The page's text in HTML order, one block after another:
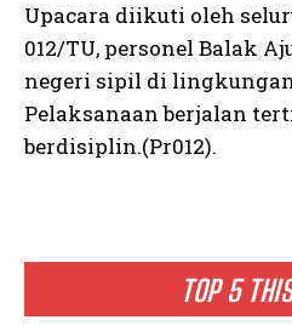
TOP 5
Upacara diikuti oleh
012/TU, personel Balak
negeri sipil di lingkungan
Pelaksanaan berjalan
berdisiplin.(Pr012).